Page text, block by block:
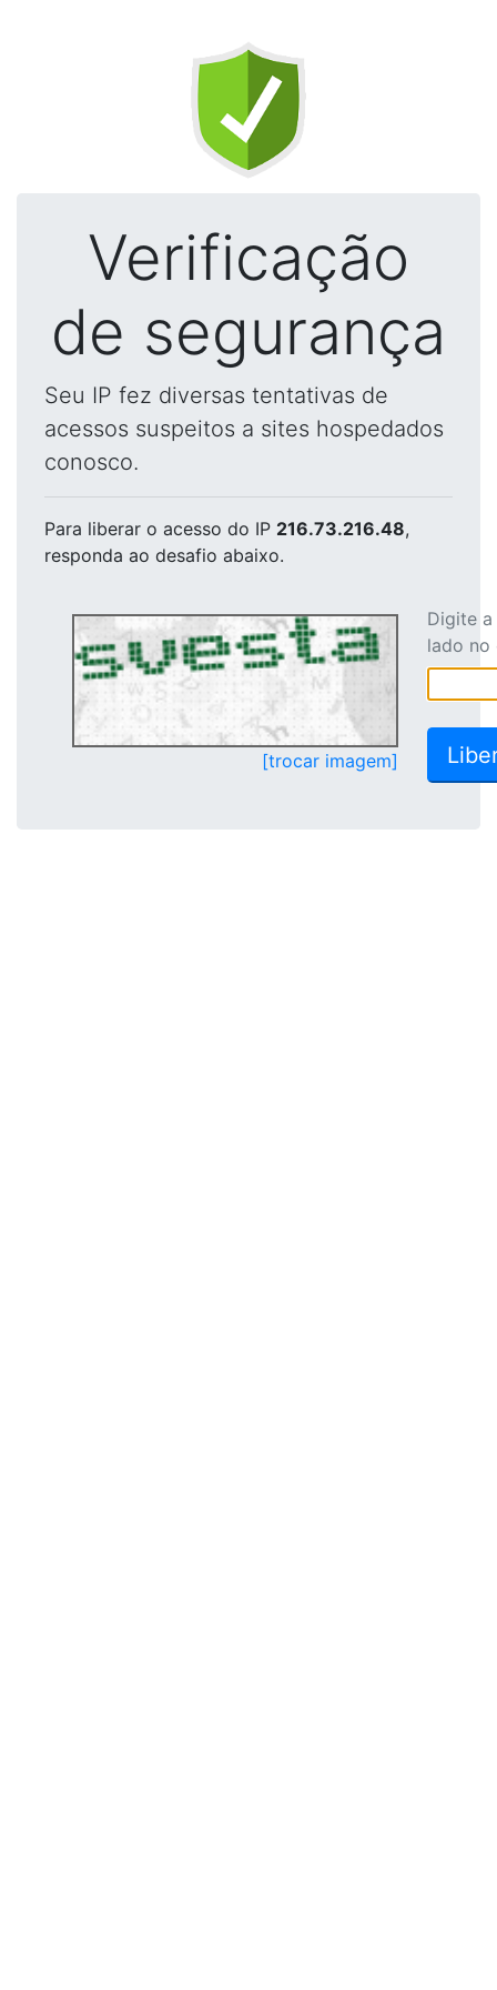
Verificação
de segurança
Seu IP fez diversas tentativas de
acessos suspeitos a sites hospedados
conosco.
Para liberar o acesso do IP 216.73.216.48,
responda ao desafio abaixo.
[trocar imagem]
Digite
lado no